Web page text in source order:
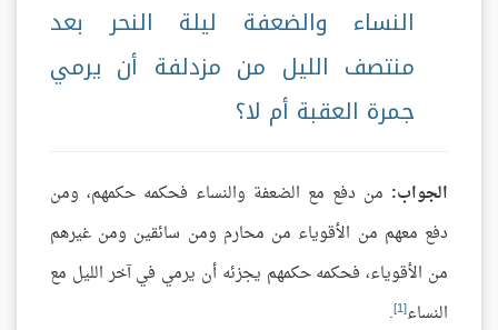
النساء والضعفة ليلة النحر بعد
منتصف الليل من مزدلفة أن يرمي
جمرة العقبة أم لا؟
الجواب: من دفع مع الضعفة والنساء فحكمه حكمهم، ومن
دفع معهم من الأقوياء من محارم ومن سائقين ومن غيرهم
من الأقوياء، فحكمه حكمهم يجزئه أن يرمي في آخر الليل مع
النساء[1]
.